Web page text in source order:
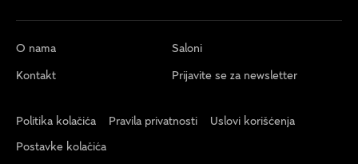
O nama
Saloni
Kontakt
Prijavite se za newsletter
Politika kolačića Pravila privatnosti
Uslovi korišćenja
Postavke kolačića